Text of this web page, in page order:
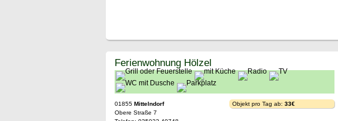
Ferienwohnung Hölzel
01855 Mittelndorf
Obere Straße 7
Objekt pro Tag ab: 33€